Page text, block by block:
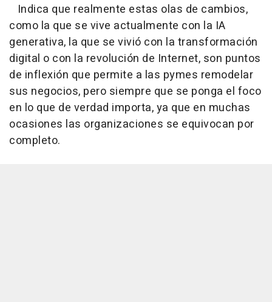
Indica que realmente estas olas de cambios,
como la que se vive actualmente con la IA
generativa, la que se vivió con la transformación
digital o con la revolución de Internet, son puntos
de inflexión que permite a las pymes remodelar
sus negocios, pero siempre que se ponga el foco
en lo que de verdad importa, ya que en muchas
ocasiones las organizaciones se equivocan por
completo.